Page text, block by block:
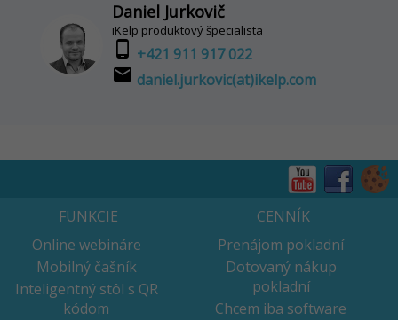
Daniel Jurkovič
iKelp produktový špecialista
phone_android +421 911 917 022
email daniel.jurkovic(at)ikelp.com
FUNKCIE
Online webináre
Mobilný čašník
Inteligentný stôl s QR
kódom
CENNÍK
Prenájom pokladní
Dotovaný nákup
pokladní
Chcem iba software